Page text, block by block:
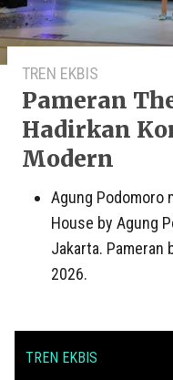
TREN EKBIS
Pameran
Hadirkan
Modern
Agung Podomoro
House by Agung
Jakarta. Pameran
2026.
TREN EKBIS